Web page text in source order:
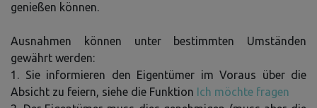
genießen können.
Ausnahmen können unter bestimmten Umständen
gewährt werden:
1. Sie informieren den Eigentümer im Voraus über die
Absicht zu feiern, siehe die Funktion Ich möchte fragen